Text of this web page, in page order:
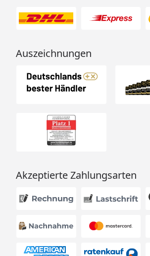
Auszeichnungen
Akzeptierte Zahlungsarten